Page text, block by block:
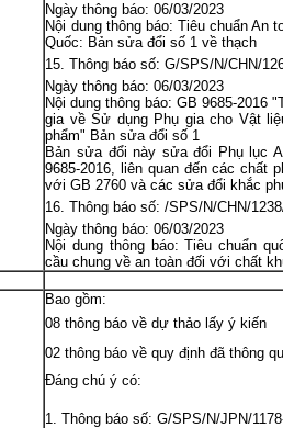
Ngày thông báo: 06/03/2023
Nội dung thông báo: Tiêu chuẩn An
Quốc: Bản sửa đổi số 1 về thạch
Thông báo số: G/SPS/N/CHN/
Ngày thông báo: 06/03/2023
Nội dung thông báo: GB 9685-2016
gia về Sử dụng Phụ gia cho Vật
phẩm" Bản sửa đổi số 1
Bản sửa đổi này sửa đổi Phụ lục
9685-2016, liên quan đến các chất
với GB 2760 và các sửa đổi khắc
Thông báo số: /SPS/N/CHN/
Ngày thông báo: 06/03/2023
Nội dung thông báo: Tiêu chuẩn
cầu chung về an toàn đối với chất
Bao gồm:
08 thông báo về dự thảo lấy ý kiến
02 thông báo về quy định đã thông
Đáng chú ý có:
Thông báo số: G/SPS/N/JPN/